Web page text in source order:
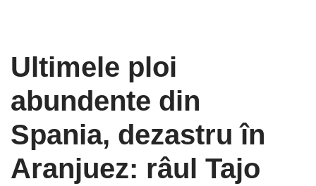
Ultimele ploi
abundente din
Spania, dezastru în
Aranjuez: râul Tajo